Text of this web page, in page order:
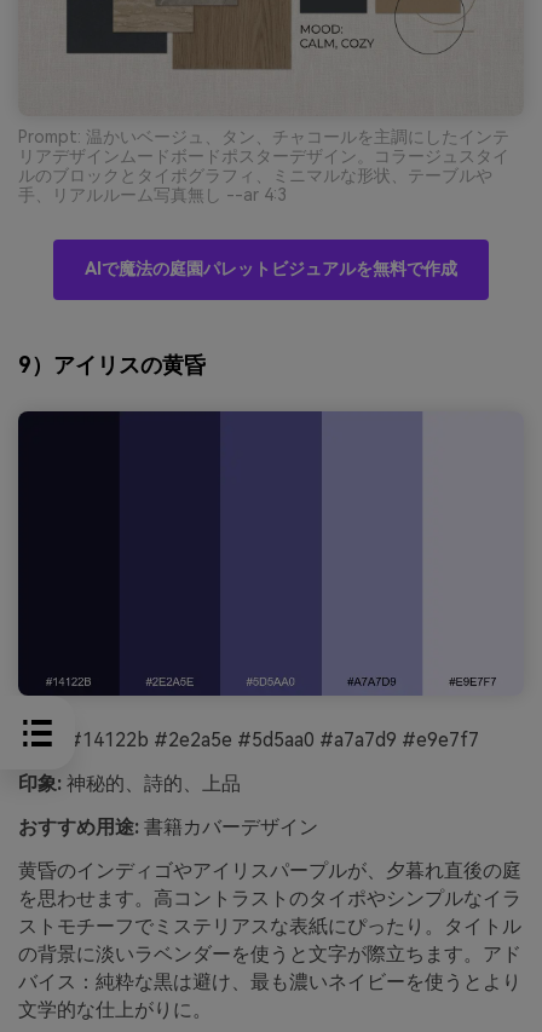
Prompt: 温かいベージュ、タン、チャコールを主調にしたインテ
リアデザインムードボードポスターデザイン。コラージュスタイ
ルのブロックとタイポグラフィ、ミニマルな形状、テーブルや
手、リアルルーム写真無し --ar 4:3
AIで魔法の庭園パレットビジュアルを無料で作成
9）アイリスの黄昏
HEX:
#14122b #2e2a5e #5d5aa0 #a7a7d9 #e9e7f7
印象: 神秘的、詩的、上品
おすすめ用途: 書籍カバーデザイン
黄昏のインディゴやアイリスパープルが、夕暮れ直後の庭
を思わせます。高コントラストのタイポやシンプルなイラ
ストモチーフでミステリアスな表紙にぴったり。タイトル
の背景に淡いラベンダーを使うと文字が際立ちます。アド
バイス：純粋な黒は避け、最も濃いネイビーを使うとより
文学的な仕上がりに。